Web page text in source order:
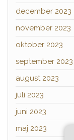
december 2023
november 2023
oktober 2023
september 2023
august 2023
juli 2023
juni 2023
maj 2023